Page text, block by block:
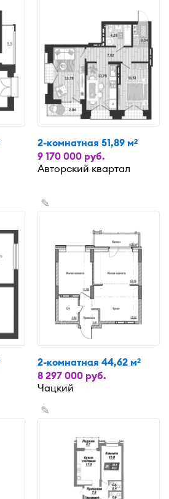
2-комнатная 51,89 м2
9 170 000 руб.
Авторский квартал
✎
2-комнатная 44,62 м2
8 297 000 руб.
Чацкий
✎